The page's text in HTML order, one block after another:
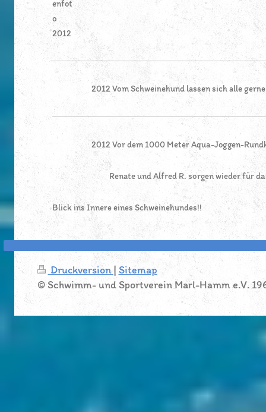
enfot
o
2012
2012 Vom Schweinehund lassen sich alle
2012 Vor dem 1000 Meter Aqua-Joggen-
Renate und Alfred R. sorgen wieder für
Blick ins Innere eines Schweinehundes!!
Druckversion | Sitemap
© Schwimm- und Sportverein Marl-Hamm e.V.